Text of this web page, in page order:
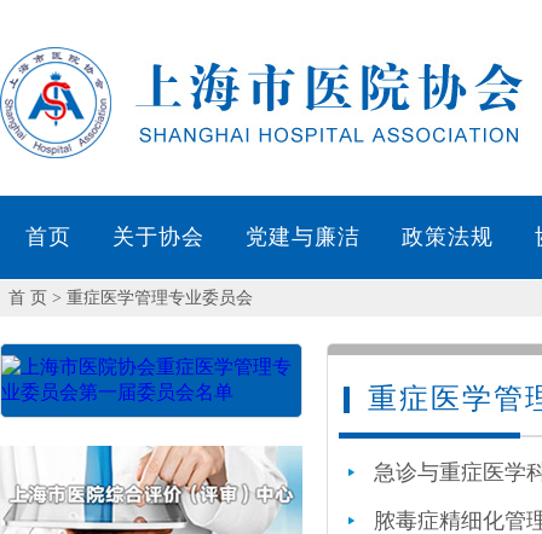
首 页 > 重症医学管理专业委员会
重症医学管
急诊与重症医学
脓毒症精细化管